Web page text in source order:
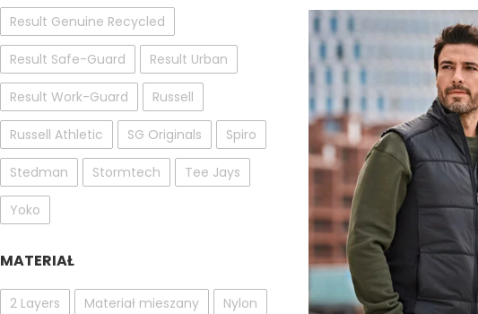
Result Genuine Recycled
Result Safe-Guard Result Urban
Result Work-Guard Russell
Russell Athletic SG Originals Spiro
Stedman Stormtech Tee Jays
Yoko
MATERIAŁ
2 Layers Materiał mieszany Nylon